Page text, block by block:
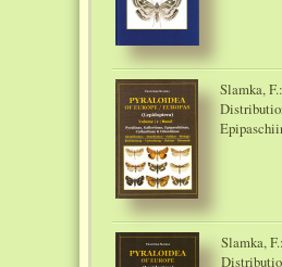
Slamka,
Slamka,